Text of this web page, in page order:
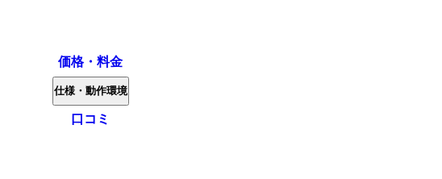
価格・料金
仕様・動作環境
口コミ